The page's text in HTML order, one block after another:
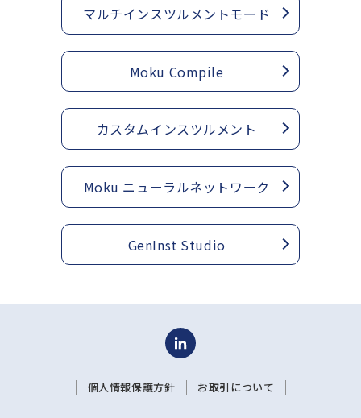
マルチインスツルメントモード
Moku Compile
カスタムインスツルメント
Moku ニューラルネットワーク
GenInst Studio
個人情報保護方針 お取引について